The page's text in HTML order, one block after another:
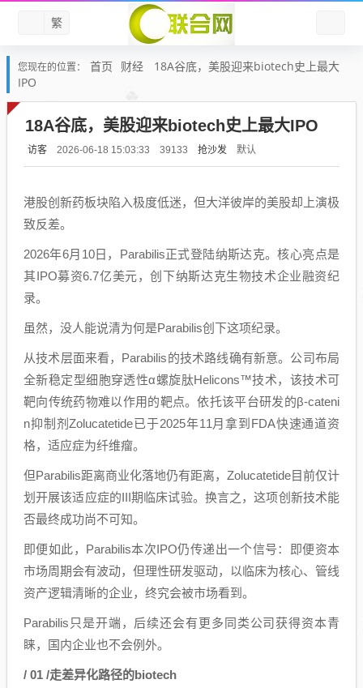
繁
您现在的位置： 首页 财经
18A谷底，美股迎来biotech史上最大
IPO
18A谷底，美股迎来biotech史上最大IPO
访客 2026-06-18 15:03:33 39133 抢沙发 默认
港股创新药板块陷入极度低迷，但大洋彼岸的美股却上演极
致反差。
2026年6月10日，Parabilis正式登陆纳斯达克。核心亮点是
其IPO募资6.7亿美元，创下纳斯达克生物技术企业融资纪
录。
虽然，没人能说清为何是Parabilis创下这项纪录。
从技术层面来看，Parabilis的技术路线确有新意。公司布局
全新稳定型细胞穿透性α螺旋肽Helicons™技术，该技术可
靶向传统药物难以作用的靶点。依托该平台研发的β-cateni
n抑制剂Zolucatetide已于2025年11月拿到FDA快速通道资
格，适应症为纤维瘤。
但Parabilis距离商业化落地仍有距离，Zolucatetide目前仅计
划开展该适应症的III期临床试验。换言之，这项创新技术能
否最终成功尚不可知。
即便如此，Parabilis本次IPO仍传递出一个信号：即便资本
市场周期会有波动，但理性研发驱动，以临床为核心、管线
资产逻辑清晰的企业，终究会被市场看到。
Parabilis只是开端，后续还会有更多同类公司获得资本青
睐，国内企业也不会例外。
/ 01 /走差异化路径的biotech